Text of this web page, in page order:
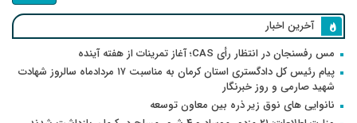
آخرین اخبار
مس رفسنجان در انتظار رأی CAS؛ آغاز تمرینات از هفته آینده
پیام رئیس کل دادگستری استان کرمان به مناسبت ۱۷ مردادماه سالروز شهادت
شهید صارمی و روز خبرنگار
نانوایی های نوق زیر ذره بین معاون توسعه